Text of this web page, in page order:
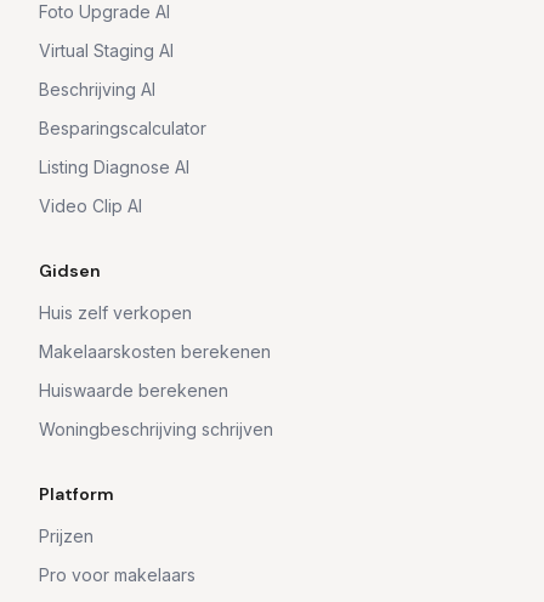
Foto Upgrade AI
Virtual Staging AI
Beschrijving AI
Besparingscalculator
Listing Diagnose AI
Video Clip AI
Gidsen
Huis zelf verkopen
Makelaarskosten berekenen
Huiswaarde berekenen
Woningbeschrijving schrijven
Platform
Prijzen
Pro voor makelaars